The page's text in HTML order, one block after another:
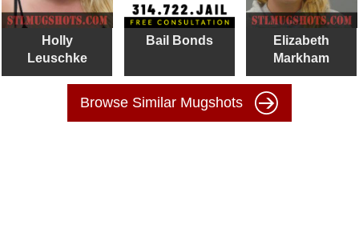
Holly
Leuschke
Bail Bonds
Elizabeth
Markham
Browse Similar Mugshots